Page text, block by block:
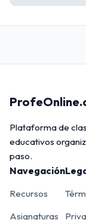
Plataforma de
educativos
paso.
Navegación
Recursos
Asignaturas